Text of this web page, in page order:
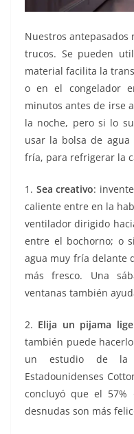
Nuestros antepasados
trucos. Se pueden
material facilita la
o en el congelador
minutos antes de irse
la noche, pero si lo
usar la bolsa de agua
fría, para refrigerar la
1. Sea creativo:
caliente entre en la
ventilador dirigido
entre el bochorno; o
agua muy fría delante
más fresco. Una
ventanas también
2. Elija un pijama
también puede
un estudio de la
Estadounidenses
concluyó que el 57%
desnudas son más